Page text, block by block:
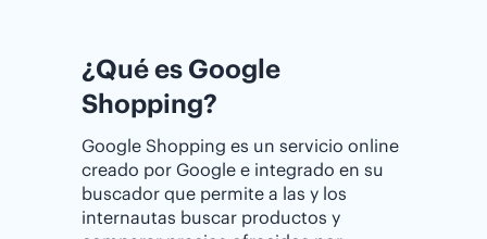
¿Qué es Google
Shopping?
Google Shopping es un servicio online
creado por Google e integrado en su
buscador que permite a las y los
internautas buscar productos y